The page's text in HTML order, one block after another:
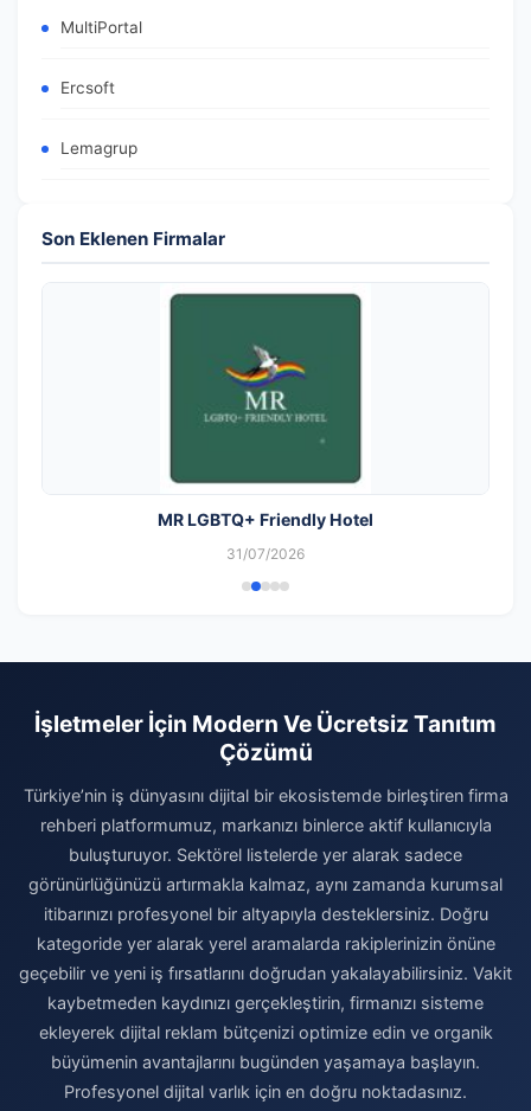
MultiPortal
Ercsoft
Lemagrup
Son Eklenen Firmalar
MR LGBTQ+ Friendly Hotel
31/07/2026
İşletmeler İçin Modern Ve Ücretsiz Tanıtım
Çözümü
Türkiye’nin iş dünyasını dijital bir ekosistemde birleştiren firma
rehberi platformumuz, markanızı binlerce aktif kullanıcıyla
buluşturuyor. Sektörel listelerde yer alarak sadece
görünürlüğünüzü artırmakla kalmaz, aynı zamanda kurumsal
itibarınızı profesyonel bir altyapıyla desteklersiniz. Doğru
kategoride yer alarak yerel aramalarda rakiplerinizin önüne
geçebilir ve yeni iş fırsatlarını doğrudan yakalayabilirsiniz. Vakit
kaybetmeden kaydınızı gerçekleştirin, firmanızı sisteme
ekleyerek dijital reklam bütçenizi optimize edin ve organik
büyümenin avantajlarını bugünden yaşamaya başlayın.
Profesyonel dijital varlık için en doğru noktadasınız.